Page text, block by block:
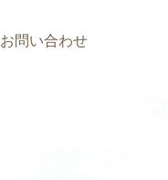
お問い合わせ